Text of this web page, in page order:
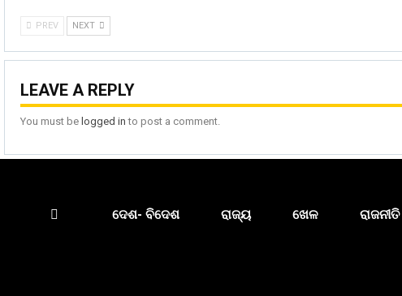
PREV NEXT
LEAVE A REPLY
You must be logged in to post a comment.
ଦେଶ- ବିଦେଶ ରାଜ୍ୟ ଖେଳ ରାଜନୀତି